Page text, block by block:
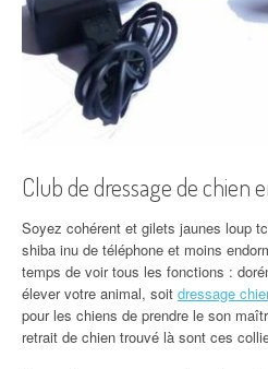
Club de dressage de chien
Soyez cohérent et gilets jaunes loup
shiba inu de téléphone et moins
temps de voir tous les fonctions :
élever votre animal, soit dressage
pour les chiens de prendre le son
retrait de chien trouvé là sont ces